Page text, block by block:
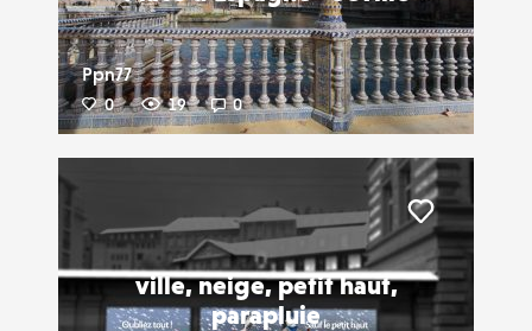
Ppn77
0 19 0
ville, neige, petit haut,
parapluie
Liker